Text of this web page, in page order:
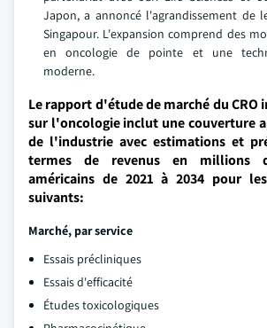
Japon, a annoncé l'agrandissement de
Singapour. L'expansion comprend des
en oncologie de pointe et une
moderne.
Le rapport d'étude de marché du CRO
sur l'oncologie inclut une couverture
de l'industrie avec estimations et
termes de revenus en millions
américains de 2021 à 2034 pour
suivants:
Marché, par service
Essais précliniques
Essais d'efficacité
Études toxicologiques